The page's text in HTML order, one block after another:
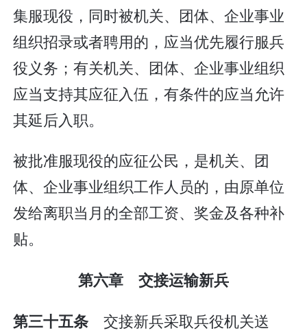
集服现役，同时被机关、团体、企业事业
组织招录或者聘用的，应当优先履行服兵
役义务；有关机关、团体、企业事业组织
应当支持其应征入伍，有条件的应当允许
其延后入职。
被批准服现役的应征公民，是机关、团
体、企业事业组织工作人员的，由原单位
发给离职当月的全部工资、奖金及各种补
贴。
第六章 交接运输新兵
第三十五条 交接新兵采取兵役机关送